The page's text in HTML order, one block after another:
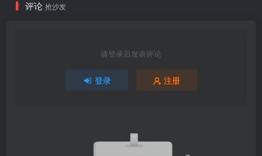
评论 抢沙发
请登录后发表评论
登录 注册